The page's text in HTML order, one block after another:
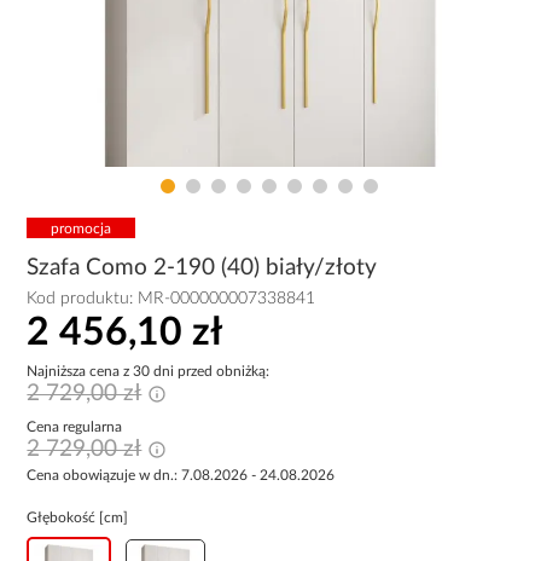
promocja
Szafa Como 2-190 (40) biały/złoty
Kod produktu: MR-000000007338841
2 456,10 zł
Najniższa cena z 30 dni przed obniżką:
2 729,00 zł
Cena regularna
2 729,00 zł
Cena obowiązuje w dn.: 7.08.2026 - 24.08.2026
Głębokość [cm]